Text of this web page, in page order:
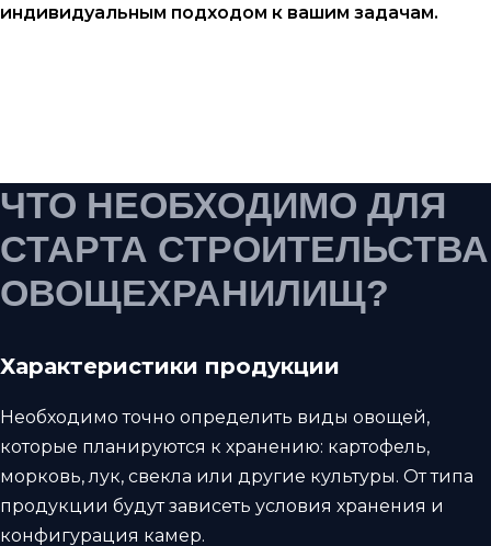
индивидуальным подходом к вашим задачам.
ЧТО НЕОБХОДИМО ДЛЯ
СТАРТА СТРОИТЕЛЬСТВА
ОВОЩЕХРАНИЛИЩ?
Характеристики продукции
Необходимо точно определить виды овощей,
которые планируются к хранению: картофель,
морковь, лук, свекла или другие культуры. От типа
продукции будут зависеть условия хранения и
конфигурация камер.